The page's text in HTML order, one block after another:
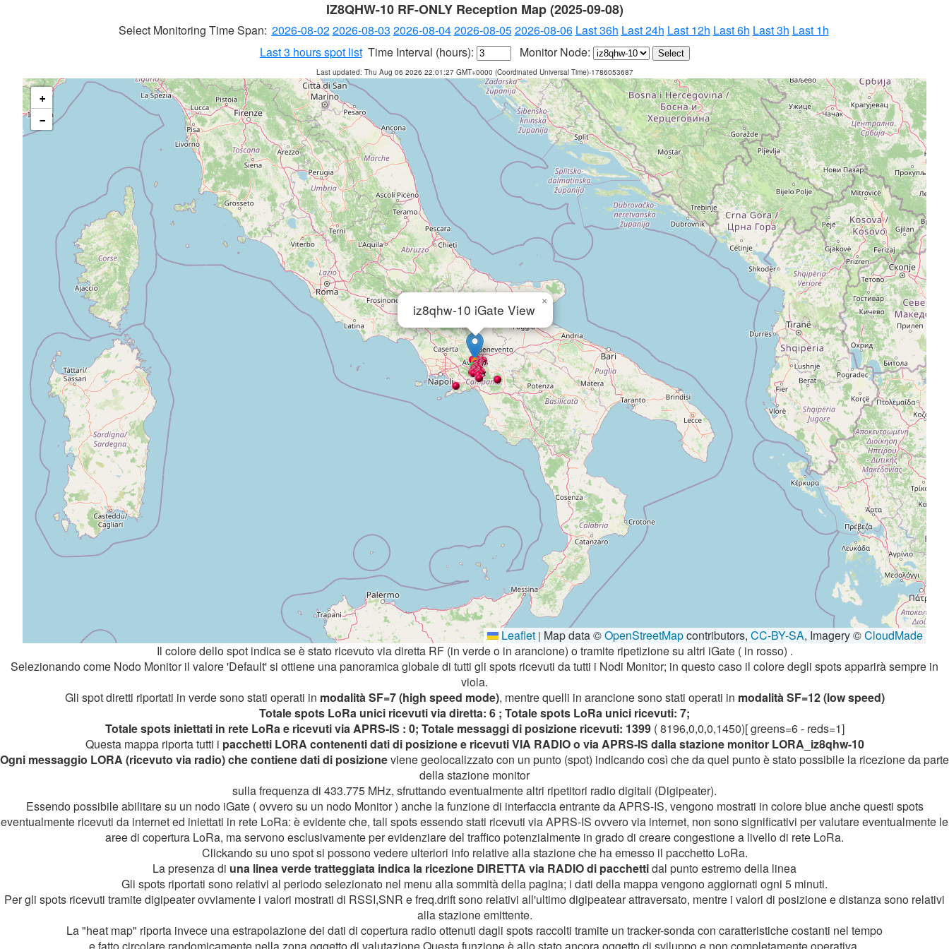
IZ8QHW-10 RF-ONLY Reception Map (2025-09-08)
Select Monitoring Time Span: 2026-08-022026-08-03 2026-08-042026-08-052026-08-06 Last 36h Last 24h Last 12h Last 6h Last 3h Last 1h
Last 3 hours spot list Time Interval (hours): Monitor Node:
Last updated: Thu Aug 06 2026 22:01:27 GMT+0000 (Coordinated Universal Time)-1786053687
iz8qhw-10 iGate View ×
+
−
Leaflet | Map data ©OpenStreetMapcontributors, CC-BY-SA, Imagery ©CloudMade
Il colore dello spot indica se è stato ricevuto via diretta RF (in verde o in arancione) o tramite ripetizione su altri iGate ( in rosso) .
Selezionando come Nodo Monitor il valore 'Default' si ottiene una panoramica globale di tutti gli spots ricevuti da tutti i Nodi Monitor; in questo caso il colore degli spots apparirà sempre in
viola.
Gli spot diretti riportati in verde sono stati operati in modalità SF=7 (high speed mode), mentre quelli in arancione sono stati operati in modalità SF=12 (low speed)
Totale spots LoRa unici ricevuti via diretta: 6 ; Totale spots LoRa unici ricevuti: 7;
Totale spots iniettati in rete LoRa e ricevuti via APRS-IS : 0; Totale messaggi di posizione ricevuti: 1399( 8196,0,0,0,1450)[ greens=6 - reds=1]
Questa mappa riporta tutti i pacchetti LORA contenenti dati di posizione e ricevuti VIA RADIO o via APRS-IS dalla stazione monitor LORA_iz8qhw-10
Ogni messaggio LORA (ricevuto via radio) che contiene dati di posizioneviene geolocalizzato con un punto (spot) indicando così che da quel punto è stato possibile la ricezione da parte
della stazione monitor
sulla frequenza di 433.775 MHz, sfruttando eventualmente altri ripetitori radio digitali (Digipeater).
Essendo possibile abilitare su un nodo iGate ( ovvero su un nodo Monitor ) anche la funzione di interfaccia entrante da APRS-IS, vengono mostrati in colore blue anche questi spots
eventualmente ricevuti da internet ed iniettati in rete LoRa: è evidente che, tali spots essendo stati ricevuti via APRS-IS ovvero via internet, non sono significativi per valutare eventualmente le
aree di copertura LoRa, ma servono esclusivamente per evidenziare del traffico potenzialmente in grado di creare congestione a livello di rete LoRa.
Clickando su uno spot si possono vedere ulteriori info relative alla stazione che ha emesso il pacchetto LoRa.
La presenza di una linea verde tratteggiata indica la ricezione DIRETTA via RADIO di pacchettidal punto estremo della linea
Gli spots riportati sono relativi al periodo selezionato nel menu alla sommità della pagina; i dati della mappa vengono aggiornati ogni 5 minuti.
Per gli spots ricevuti tramite digipeater ovviamente i valori mostrati di RSSI,SNR e freq.drift sono relativi all'ultimo digipeatear attraversato, mentre i valori di posizione e distanza sono relativi
alla stazione emittente.
La "heat map" riporta invece una estrapolazione dei dati di copertura radio ottenuti dagli spots raccolti tramite un tracker-sonda con caratteristiche costanti nel tempo